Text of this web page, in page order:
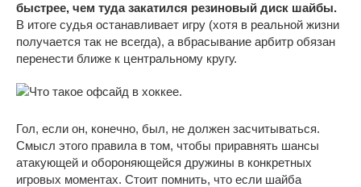
быстрее, чем туда закатился резиновый диск шайбы.
В итоге судья останавливает игру (хотя в реальной жизни
получается так не всегда), а вбрасывание арбитр обязан
перенести ближе к центральному кругу.
Гол, если он, конечно, был, не должен засчитываться.
Смысл этого правила в том, чтобы приравнять шансы
атакующей и обороняющейся дружины в конкретных
игровых моментах. Стоит помнить, что если шайба